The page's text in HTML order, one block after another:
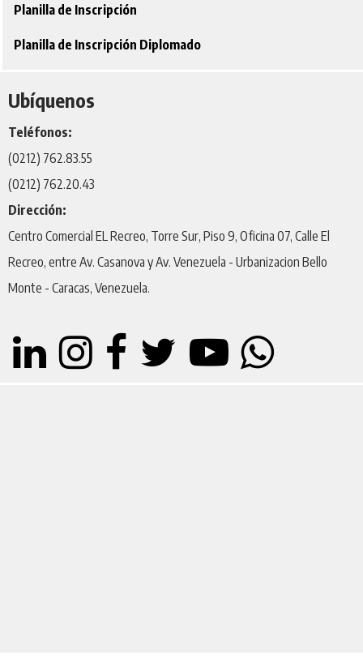
Planilla de Inscripción
Planilla de Inscripción Diplomado
Ubíquenos
Teléfonos:
(0212) 762.83.55
(0212) 762.20.43
Dirección:
Centro Comercial EL Recreo, Torre Sur, Piso 9, Oficina 07, Calle El
Recreo, entre Av. Casanova y Av. Venezuela - Urbanizacion Bello
Monte - Caracas, Venezuela.